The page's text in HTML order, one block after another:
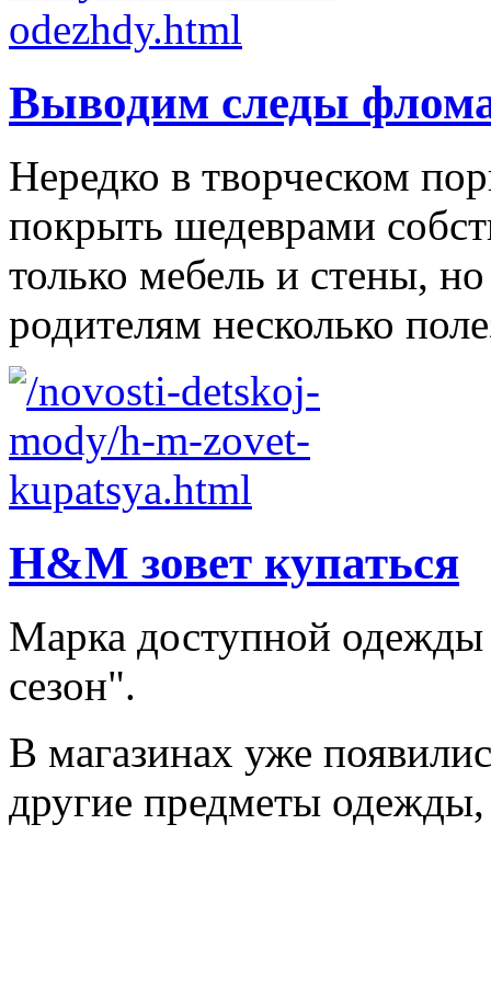
Выводим следы
Нередко в творческом
покрыть шедеврами
только мебель и стены,
родителям несколько
H&M зовет купаться
Марка доступной
сезон".
В магазинах уже
другие предметы